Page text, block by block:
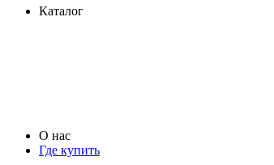
Каталог
О нас
Где купить